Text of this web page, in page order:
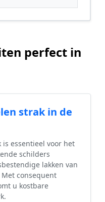
perfect in
strak in de
essentieel voor het
schilders
lakken van
consequent
u kostbare